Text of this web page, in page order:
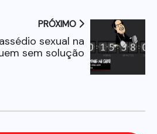
PRÓXIMO
sexual na
sem solução